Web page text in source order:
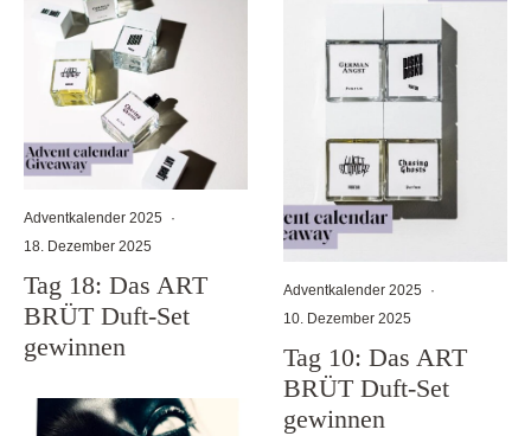
Adventkalender 2025
·
18. Dezember 2025
Tag 18: Das ART
BRÜT Duft-Set
gewinnen
Adventkalender 2025
·
10. Dezember 2025
Tag 10: Das ART
BRÜT Duft-Set
gewinnen